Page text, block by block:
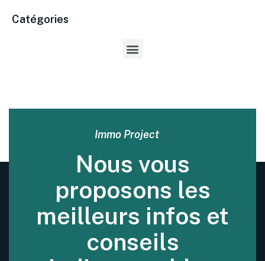
Catégories
Immo Project
Nous vous
proposons les
meilleurs infos et
conseils